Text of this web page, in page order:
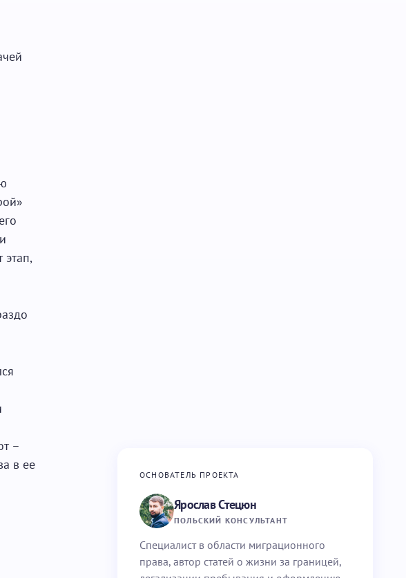
этап,
–
в ее
ОСНОВАТЕЛЬ ПРОЕКТА
Ярослав Стецюн
ПОЛЬСКИЙ КОНСУЛЬТАНТ
Специалист в области миграционного
права, автор статей о жизни за границей,